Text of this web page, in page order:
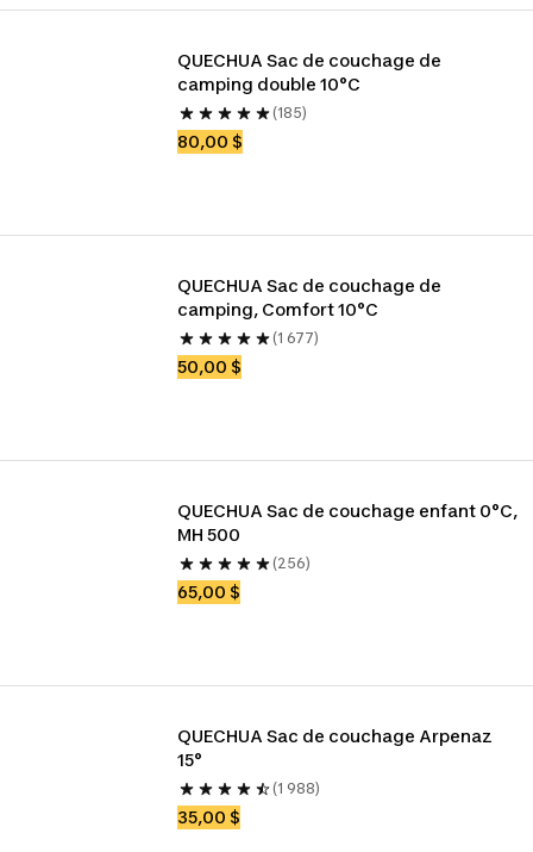
QUECHUA Sac de couchage de
camping double 10°C
(185)
80,00 $
QUECHUA Sac de couchage de
camping, Comfort 10°C
(1 677)
50,00 $
QUECHUA Sac de couchage enfant 0°C,
MH 500
(256)
65,00 $
QUECHUA Sac de couchage Arpenaz
15°
(1 988)
35,00 $